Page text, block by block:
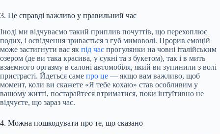
3. Це справді важливо у правильний час
Іноді ми відчуваємо такий приплив почуттів, що перехоплює
подих, і освідчення зривається з губ мимоволі. Прорив емоцій
може застигнути вас як під час прогулянки на човні італійським
озером (де ви така красива, у сукні та з букетом), так і в мить
взаємного оргазму в салоні автомобіля, який ви зупинили з волі
пристрасті. Йдеться саме про це — якщо вам важливо, щоб
момент, коли ви скажете «Я тебе кохаю» став особливим у
вашому житті, постарайтеся втриматися, поки інтуїтивно не
відчуєте, що зараз час.
4. Можна пошкодувати про те, що сказано